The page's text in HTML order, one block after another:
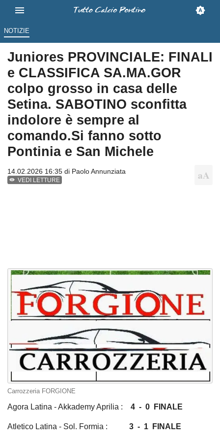
NOTIZIE
Juniores PROVINCIALE: FINALI
e CLASSIFICA SA.MA.GOR
colpo grosso in casa delle
Setina. SABOTINO sconfitta
indolore è sempre al
comando.Si fanno sotto
Pontinia e San Michele
14.02.2026 16:35 di Paolo Annunziata
VEDI LETTURE
Carrozzeria FORGIONE
Agora Latina - Akkademy Aprilia : 4 - 0 FINALE
Atletico Latina - Sol. Formia : 3 - 1 FINALE